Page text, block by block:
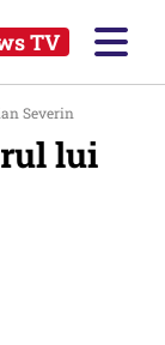
TV
Severin
lui